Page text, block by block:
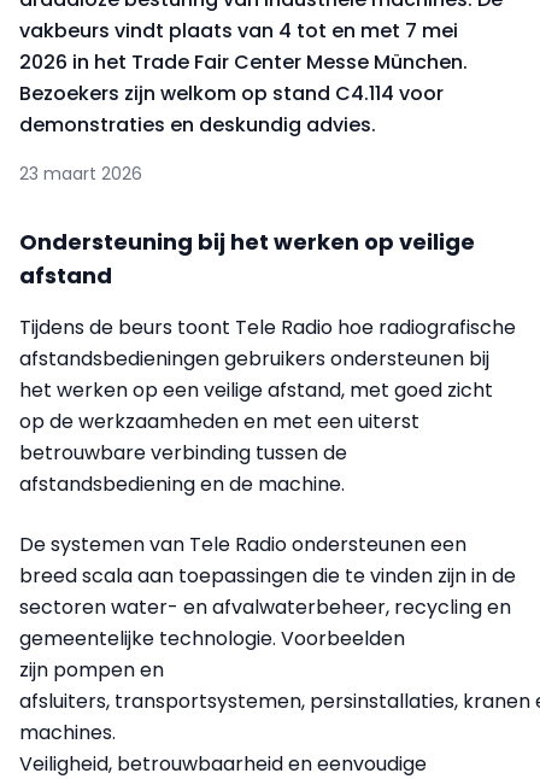
vakbeurs vindt plaats van 4 tot en met 7 mei
2026 in het Trade Fair Center Messe München.
Bezoekers zijn welkom op stand C4.114 voor
demonstraties en deskundig advies.
23 maart 2026
Ondersteuning bij het werken op veilige
afstand
Tijdens de beurs toont Tele Radio hoe radiografische
afstandsbedieningen gebruikers ondersteunen bij
het werken op een veilige afstand, met goed zicht
op de werkzaamheden en met een uiterst
betrouwbare verbinding tussen de
afstandsbediening en de machine.
De systemen van Tele Radio ondersteunen een
breed scala aan toepassingen die te vinden zijn in de
sectoren water- en afvalwaterbeheer, recycling en
gemeentelijke technologie. Voorbeelden
zijn pompen en
afsluiters, transportsystemen, persinstallaties, kranen
machines.
Veiligheid, betrouwbaarheid en eenvoudige